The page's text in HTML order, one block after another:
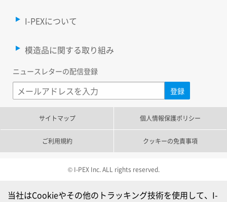
I-PEXについて
模造品に関する取り組み
ニュースレターの配信登録
サイトマップ 個人情報保護ポリシー
ご利用規約 クッキーの免責事項
© I-PEX Inc. ALL rights reserved.
当社はCookieやその他のトラッキング技術を使用して、I-